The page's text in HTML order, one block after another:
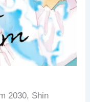
2030, Shin